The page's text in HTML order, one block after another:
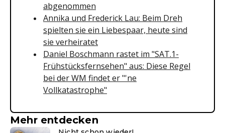
abgenommen
Annika und Frederick Lau: Beim Dreh
spielten sie ein Liebespaar, heute sind
sie verheiratet
Daniel Boschmann rastet im "SAT.1-
Frühstücksfernsehen" aus: Diese Regel
bei der WM findet er "'ne
Vollkatastrophe"
Mehr entdecken